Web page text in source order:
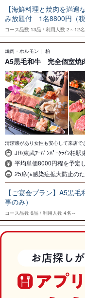
【海鮮料理と焼肉を満
み放題付 1名8800円（税
コース品数 13品 利用人数 2～12名
焼肉・ホルモン 柏
A5黒毛和牛 完全個室
清潔感があり女性も安心して来店で
JR/東武ｱｰﾊﾞﾝﾊﾟｰｸﾗｲﾝ柏駅
平均単価8000円程を予定
25席(※感染症拡大防止の
【ご宴会プラン】A5黒
事のみ）
コース品数 6品 利用人数 4名～